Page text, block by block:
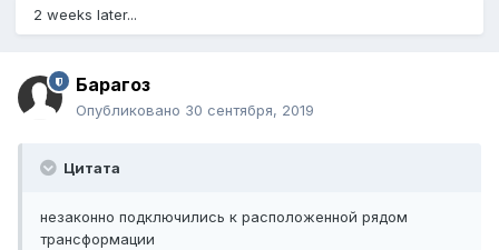
2 weeks later...
Барагоз
Опубликовано 30 сентября, 2019
Цитата
незаконно подключились к расположенной рядом
трансформации